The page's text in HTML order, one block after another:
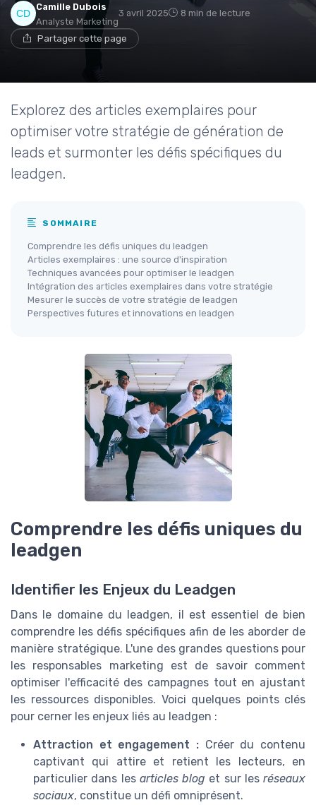
Camille Dubois
Analyste Marketing
3 avril 2025 8 min de lecture
Partager cette page
Explorez des articles exemplaires pour
optimiser votre stratégie de génération de
leads et surmonter les défis spécifiques du
leadgen.
SOMMAIRE
Comprendre les défis uniques du leadgen
Articles exemplaires : une source d'inspiration
Techniques avancées pour optimiser le leadgen
Intégration des articles exemplaires dans votre stratégie
Mesurer le succès de votre stratégie de leadgen
Perspectives futures et innovations en leadgen
Comprendre les défis uniques du
leadgen
Identifier les Enjeux du Leadgen
Dans le domaine du leadgen, il est essentiel de bien
comprendre les défis spécifiques afin de les aborder de
manière stratégique. L'une des grandes questions pour
les responsables marketing est de savoir comment
optimiser l'efficacité des campagnes tout en ajustant
les ressources disponibles. Voici quelques points clés
pour cerner les enjeux liés au leadgen :
Attraction et engagement : Créer du contenu
captivant qui attire et retient les lecteurs, en
particulier dans les articles blog et sur les réseaux
sociaux, constitue un défi omniprésent.